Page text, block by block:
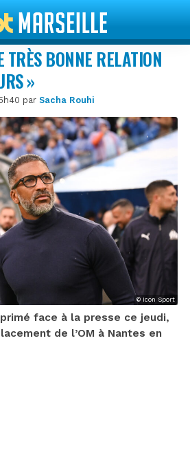
TRÈS BONNE RELATION
»
par Sacha Rouhi
© Icon Sport
face à la presse ce jeudi,
de l’OM à Nantes en